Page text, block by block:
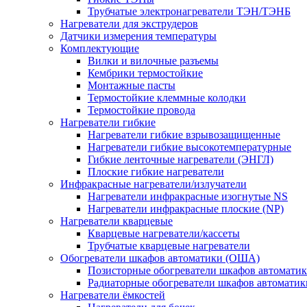
Трубчатые электронагреватели ТЭН/ТЭНБ
Нагреватели для экструдеров
Датчики измерения температуры
Комплектующие
Вилки и вилочные разъемы
Кембрики термостойкие
Монтажные пасты
Термостойкие клеммные колодки
Термостойкие провода
Нагреватели гибкие
Нагреватели гибкие взрывозащищенные
Нагреватели гибкие высокотемпературные
Гибкие ленточные нагреватели (ЭНГЛ)
Плоские гибкие нагреватели
Инфракрасные нагреватели/излучатели
Нагреватели инфракрасные изогнутые NS
Нагреватели инфракрасные плоские (NP)
Нагреватели кварцевые
Кварцевые нагреватели/кассеты
Трубчатые кварцевые нагреватели
Обогреватели шкафов автоматики (ОША)
Позисторные обогреватели шкафов
Радиаторные обогреватели шкафов
Нагреватели ёмкостей